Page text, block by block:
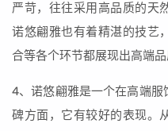
严苛，往往采用高品质的天
诺悠翩雅也有着精湛的技艺
合等各个环节都展现出高端品
4、诺悠翩雅是一个在高端服
碑方面，它有较好的表现。